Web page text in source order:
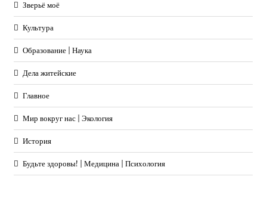
Зверьё моё
Культура
Образование | Наука
Дела житейские
Главное
Мир вокруг нас | Экология
История
Будьте здоровы! | Медицина | Психология